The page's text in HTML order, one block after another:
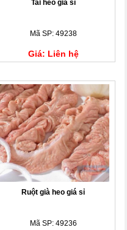
Tai heo giá sỉ
Mã SP: 49238
Giá: Liên hệ
Ruột già heo giá sỉ
Mã SP: 49236